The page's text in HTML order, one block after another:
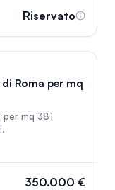
Riservato
Roma per mq
mq 381
350.000 €